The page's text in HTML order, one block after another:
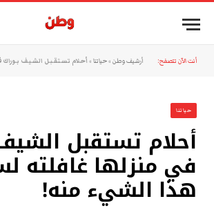
أنت الآن تتصفح: أرشيف وطن »حياتنا » أحلام تستقبل الشيف بوراك في
حياتنا
أحلام تستقبل
في منزلها غافلته
هذا الشيء منه!